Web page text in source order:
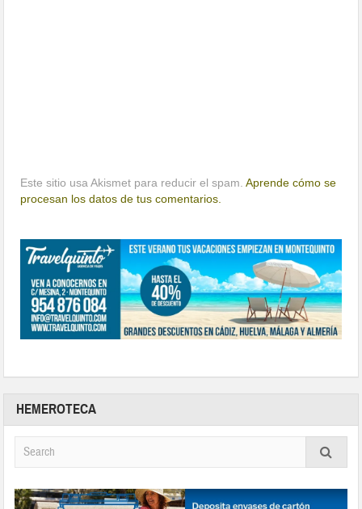
Este sitio usa Akismet para reducir el spam.Aprende cómo se
procesan los datos de tus comentarios.
HEMEROTECA